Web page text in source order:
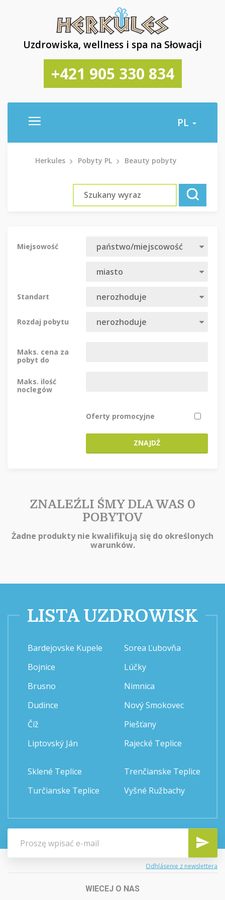
Uzdrowiska, wellness i spa na Słowacji
+421 905 330 834
PL
Herkules Pobyty PL Beauty pobyty
Miejsowość
Standart
Rozdaj pobytu
Maks. cena za
pobyt do
Maks. ilość
noclegów
Oferty promocyjne
ZNAJDŹ
ZNALEŹLI ŚMY DLA WAS 0
POBYTOV
Żadne produkty nie kwalifikują się do określonych
warunków.
LISTA UZDROWISK
Bardejovske Kupele
Bojnice
Brusno
Dudince
Číž
Liptovský Ján
Sorea Ľubovňa
Lúčky
Nimnica
Nový Smokovec
Piešťany
Rajecké Teplice
Sklené Teplice
Turčianske Teplice
Trenčianske Teplice
Vyšné Ružbachy
Odhlásenie z newslettera
WIECEJ O NAS